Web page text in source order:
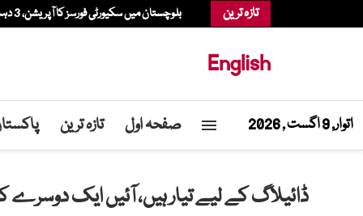
تازہ ترین بلوچستان میں سکیورٹی فورسز کا آپریشن، 3 دہشتگرد ہلاک، سرغنہ سمیت 4 زخمی
English
اتوار, 9 اگست , 2026 صفحہ اول تازہ ترین
ڈائیلاگ کے لیے تیار ہیں، آئیں ایک